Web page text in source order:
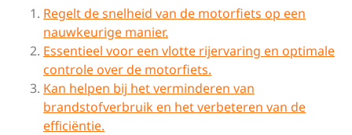
Regelt de snelheid van de motorfiets op een
nauwkeurige manier.
Essentieel voor een vlotte rijervaring en optimale
controle over de motorfiets.
Kan helpen bij het verminderen van
brandstofverbruik en het verbeteren van de
efficiëntie.